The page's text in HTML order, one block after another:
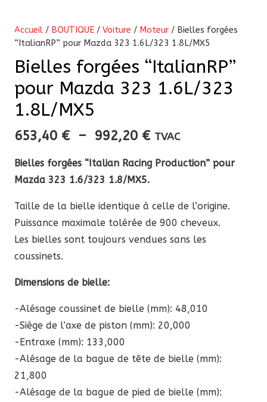
Accueil / BOUTIQUE / Voiture / Moteur / Bielles forgées
“ItalianRP” pour Mazda 323 1.6L/323 1.8L/MX5
Bielles forgées “ItalianRP”
pour Mazda 323 1.6L/323
1.8L/MX5
653,40 € – 992,20 €Plage
prix :
à
992,20 €
TVAC
Bielles forgées “Italian Racing Production” pour
Mazda 323 1.6/323 1.8/MX5.
Taille de la bielle identique à celle de l’origine.
Puissance maximale tolérée de 900 cheveux.
Les bielles sont toujours vendues sans les
coussinets.
Dimensions de bielle:
-Alésage coussinet de bielle (mm): 48,010
-Siège de l’axe de piston (mm): 20,000
-Entraxe (mm): 133,000
-Alésage de la bague de tête de bielle (mm):
21,800
-Alésage de la bague de pied de bielle (mm):